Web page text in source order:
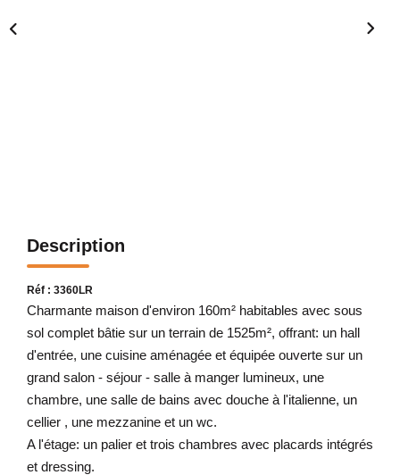
Description
Réf : 3360LR
Charmante maison d'environ 160m² habitables avec sous
sol complet bâtie sur un terrain de 1525m², offrant: un hall
d'entrée, une cuisine aménagée et équipée ouverte sur un
grand salon - séjour - salle à manger lumineux, une
chambre, une salle de bains avec douche à l'italienne, un
cellier , une mezzanine et un wc.
A l'étage: un palier et trois chambres avec placards intégrés
et dressing.